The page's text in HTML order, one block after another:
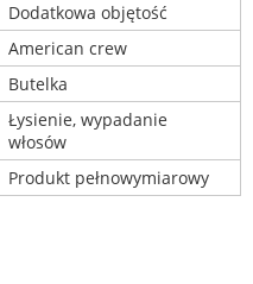
Dodatkowa objętość
American crew
Butelka
Łysienie, wypadanie
włosów
Produkt pełnowymiarowy